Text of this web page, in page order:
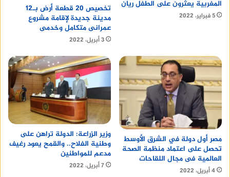
المغربية يعثرون على الطفل ريان
5 فبراير، 2022
تخصيص 20 قطعة أرض بـ12
مدينة جديدة لإقامة مشروع
عمرانى متكامل وخدمى
3 أبريل، 2022
مصر أول دولة في الشرق الأوسط
تحصل على اعتماد منظمة الصحة
العالمية فى مجال اللقاحات
4 أبريل، 2022
وزير الزراعة: الدولة تراهن على
وطنية الفلاح.. والقمح يعود رغيف
مدعم للمواطنين
7 أبريل، 2022